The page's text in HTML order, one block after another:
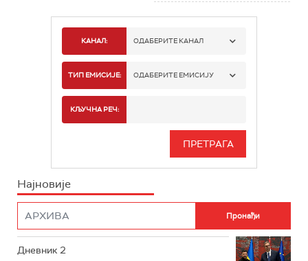
КАНАЛ: ОДАБЕРИТЕ КАНАЛ
РТС 1
РТС 3
ТИП ЕМИСИЈЕ: ОДАБЕРИТЕ ЕМИСИЈУ
ИНФО
КЉУЧНА РЕЧ:
Најновије
Дневник 2